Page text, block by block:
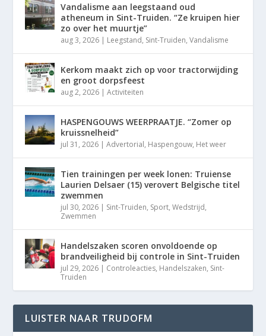
Vandalisme aan leegstaand oud
atheneum in Sint-Truiden. “Ze kruipen hier
zo over het muurtje”
aug 3, 2026 | Leegstand, Sint-Truiden,Vandalisme
Kerkom maakt zich op voor tractorwijding
en groot dorpsfeest
aug 2, 2026 |Activiteiten
HASPENGOUWS WEERPRAATJE. “Zomer op
kruissnelheid”
jul 31, 2026 |Advertorial, Haspengouw, Het weer
Tien trainingen per week lonen: Truiense
Laurien Delsaer (15) verovert Belgische titel
zwemmen
jul 30, 2026 | Sint-Truiden, Sport,Wedstrijd,
Zwemmen
Handelszaken scoren onvoldoende op
brandveiligheid bij controle in Sint-Truiden
jul 29, 2026 | Controleacties, Handelszaken, Sint-
Truiden
LUISTER NAAR TRUDOFM